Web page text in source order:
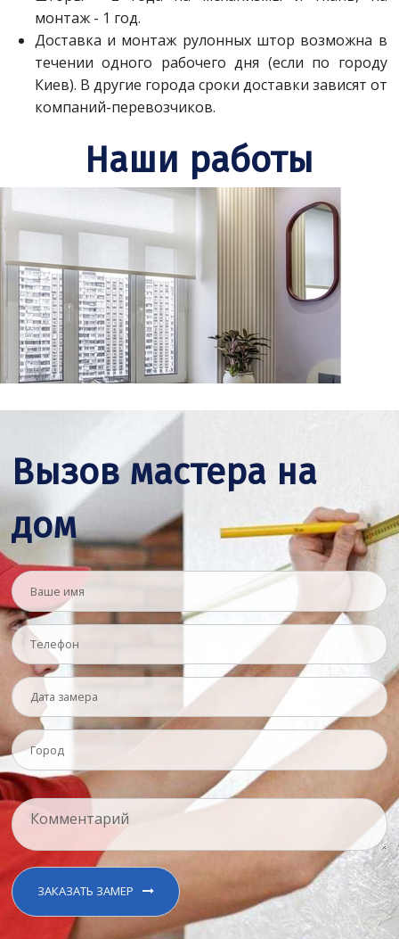
монтаж - 1 год.
Доставка и монтаж рулонных штор возможна в
течении одного рабочего дня (если по городу
Киев). В другие города сроки доставки зависят от
компаний-перевозчиков.
Наши работы
Вызов мастера на
дом
ЗАКАЗАТЬ ЗАМЕР